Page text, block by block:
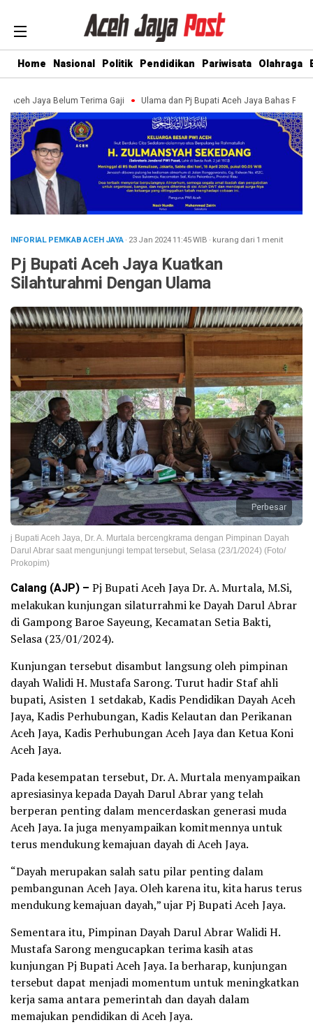
Home Nasional Politik Pendidikan Pariwisata Olahraga
Jaya Belum Terima Gaji Ulama dan Pj Bupati Aceh Jaya Bahas
INFORIAL PEMKAB ACEH JAYA· 23 Jan 202411:45WIB · kurang dari 1 menit
Pj Bupati Aceh Jaya Kuatkan
Silahturahmi Dengan Ulama
Perbesar
j Bupati Aceh Jaya, Dr. A. Murtala bercengkrama dengan Pimpinan Dayah
Darul Abrar saat mengunjungi tempat tersebut, Selasa (23/1/2024) (Foto/
Prokopim)
Calang (AJP) – Pj Bupati Aceh Jaya Dr. A. Murtala, M.Si,
melakukan kunjungan silaturrahmi ke Dayah Darul Abrar
di Gampong Baroe Sayeung, Kecamatan Setia Bakti,
Selasa (23/01/2024).
Kunjungan tersebut disambut langsung oleh pimpinan
dayah Walidi H. Mustafa Sarong. Turut hadir Staf ahli
bupati, Asisten 1 setdakab, Kadis Pendidikan Dayah Aceh
Jaya, Kadis Perhubungan, Kadis Kelautan dan Perikanan
Aceh Jaya, Kadis Perhubungan Aceh Jaya dan Ketua Koni
Aceh Jaya.
Pada kesempatan tersebut, Dr. A. Murtala menyampaikan
apresiasinya kepada Dayah Darul Abrar yang telah
berperan penting dalam mencerdaskan generasi muda
Aceh Jaya. Ia juga menyampaikan komitmennya untuk
terus mendukung kemajuan dayah di Aceh Jaya.
“Dayah merupakan salah satu pilar penting dalam
pembangunan Aceh Jaya. Oleh karena itu, kita harus terus
mendukung kemajuan dayah,” ujar Pj Bupati Aceh Jaya.
Sementara itu, Pimpinan Dayah Darul Abrar Walidi H.
Mustafa Sarong mengucapkan terima kasih atas
kunjungan Pj Bupati Aceh Jaya. Ia berharap, kunjungan
tersebut dapat menjadi momentum untuk meningkatkan
kerja sama antara pemerintah dan dayah dalam
memajukan pendidikan di Aceh Jaya.